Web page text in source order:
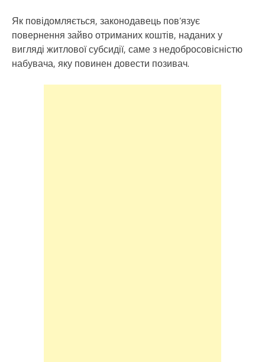
Як повідомляється, законодавець пов’язує
повернення зайво отриманих коштів, наданих у
вигляді житлової субсидії, саме з недобросовісністю
набувача, яку повинен довести позивач.